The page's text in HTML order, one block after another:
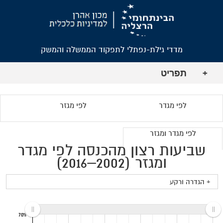
מדדי גילת-נפתלי לתפקוד הממשלה והמשק
+ תפריט
לפי מגדר לפי מגזר
לפי מגדר ומגזר
שביעות רצון מהכנסה לפי מגדר
ומגזר (2002–2016)
+ הגדרה ורקע
70%